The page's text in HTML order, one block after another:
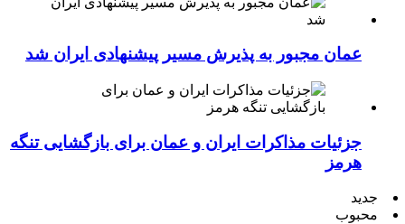
عمان مجبور به پذیرش مسیر پیشنهادی ایران شد
جزئیات مذاکرات ایران و عمان برای بازگشایی تنگه
هرمز
جدید
محبوب